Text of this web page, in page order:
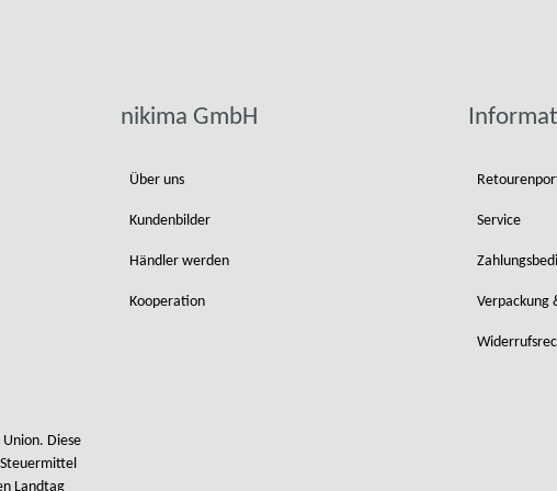
nikima GmbH
Über uns
Kundenbilder
Händler werden
Kooperation
Service
Verpackung